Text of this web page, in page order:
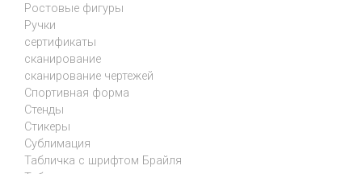
Ростовые фигуры
Ручки
сертификаты
сканирование
сканирование чертежей
Спортивная форма
Стенды
Стикеры
Сублимация
Табличка с шрифтом Брайля